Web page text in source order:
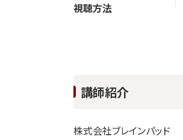
視聴方法
講師紹介
株式会社ブレインパッド